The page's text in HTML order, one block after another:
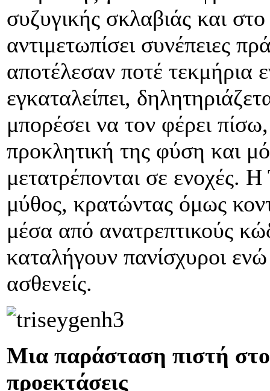
συζυγικής σκλαβιάς και
αντιμετωπίσει συνέπειες
αποτέλεσαν ποτέ τεκμήρια
εγκαταλείπει,
μπορέσει να τον φέρει
προκλητική της φύση και
μετατρέπονται σε ενοχές. Η
μύθος, κρατώντας όμως
μέσα από ανατρεπτικούς
καταλήγουν πανίσχυροι
ασθενείς.
Μια παράσταση πιστή στο
προεκτάσεις